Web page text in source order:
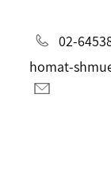
02-
homat-